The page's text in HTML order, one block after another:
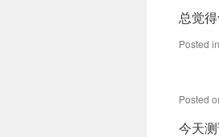
总觉
Posted in
Posted
今天